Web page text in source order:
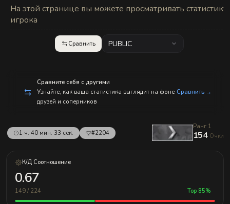
На этой странице вы можете просматривать статистику
игрока
Сравнить PUBLIC
Сравните себя с другими
Узнайте, как ваша статистика выглядит на фоне
друзей и соперников
Сравнить →
1 ч. 40 мин. 33 сек. #2204
Ранг 1
154 Очки
К/Д Соотношение
0.67
149 / 224 Top 85%
п
р
а
в